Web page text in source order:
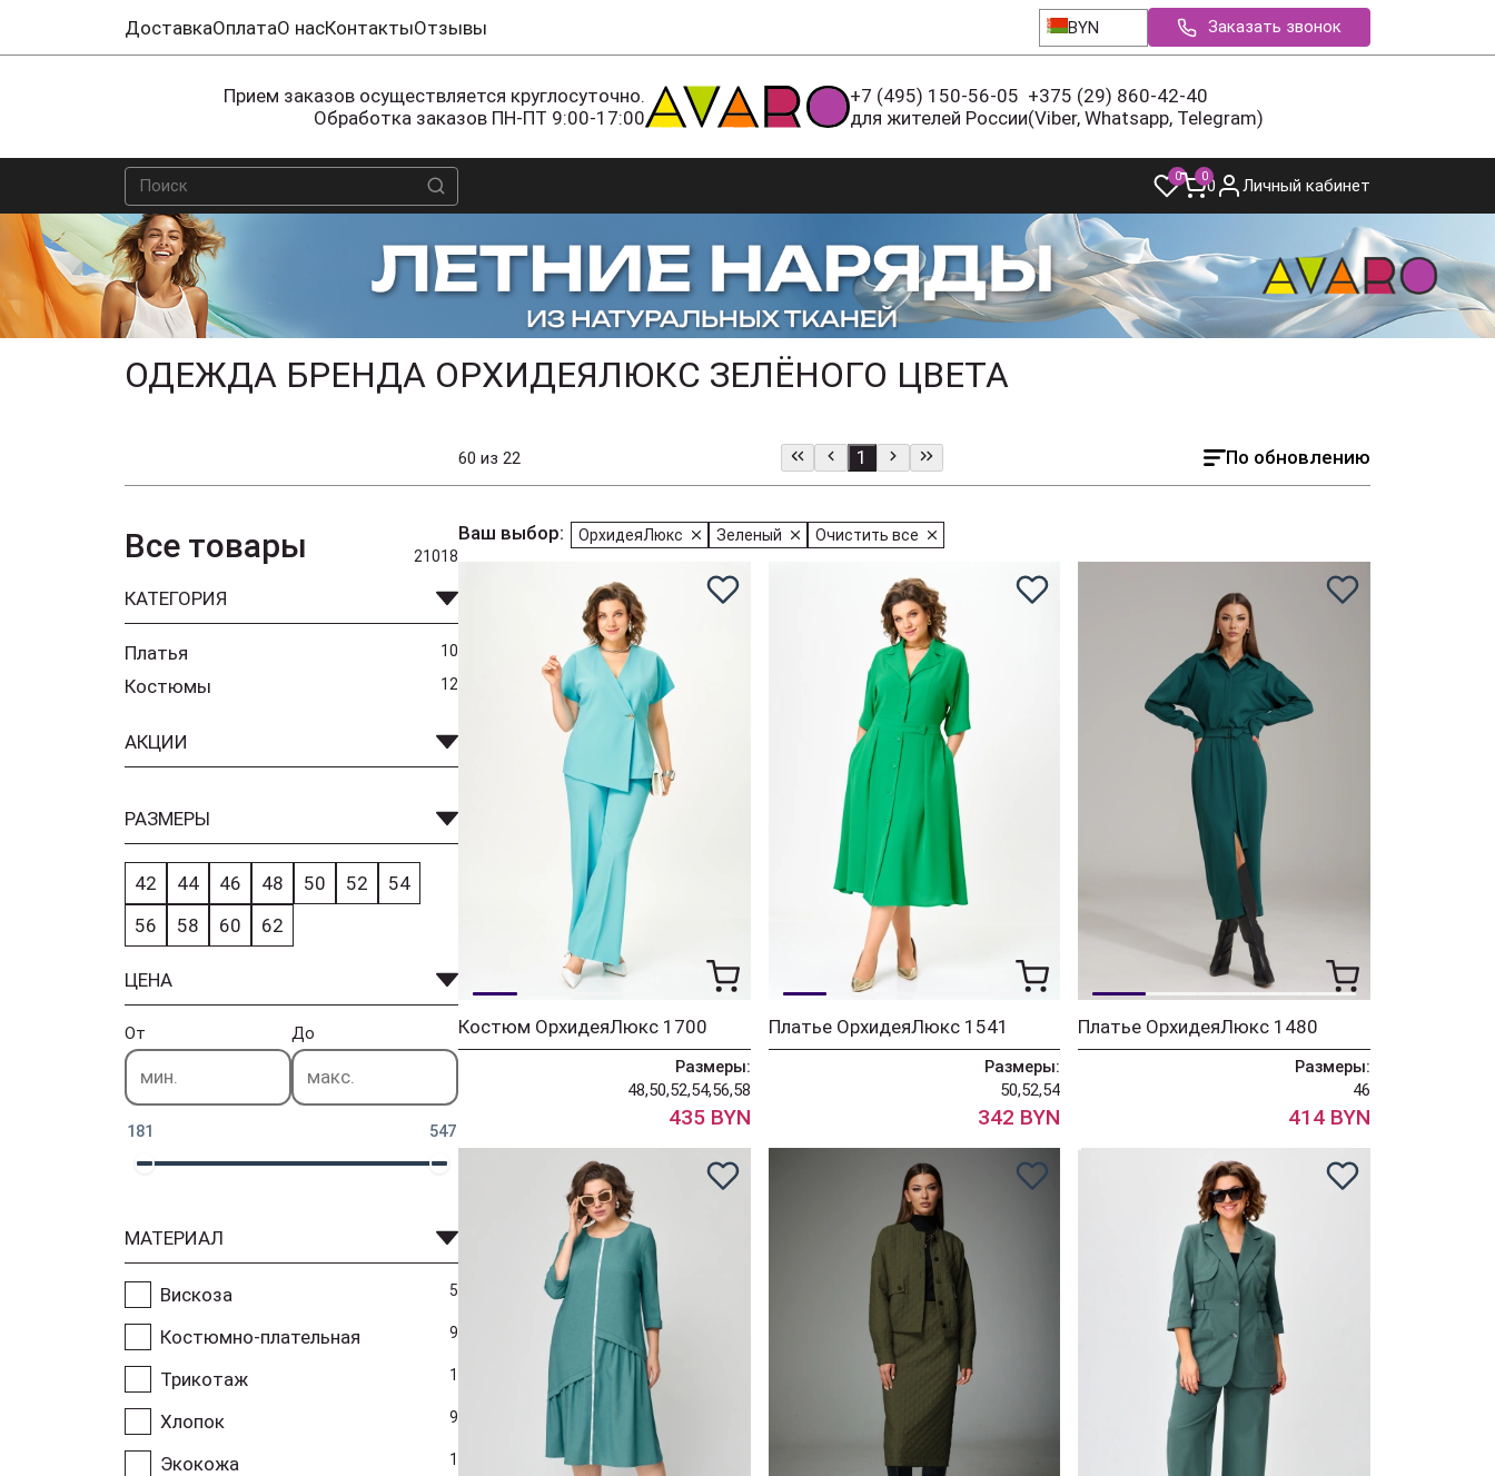
ДоставкаОплатаО насКонтактыОтзывы BYN Заказать звонок
Прием заказов осуществляется круглосуточно.
Обработка заказов ПН-ПТ 9:00-17:00
+7 (495) 150-56-05
для жителей России
+375 (29) 860-42-40
(Viber, Whatsapp, Telegram)
0 00 Личный кабинет
ОДЕЖДА БРЕНДА ОРХИДЕЯЛЮКС ЗЕЛЁНОГО ЦВЕТА
60 из 22 По обновлению
1
Все товары 21018
КАТЕГОРИЯ
Платья 10
Костюмы 12
АКЦИИ
РАЗМЕРЫ
42 44 46 48 50 52
54
56
58 60 62
ЦЕНА
От До
181 547
МАТЕРИАЛ
Вискоза 5
Костюмно-плательная 9
Трикотаж 1
Хлопок 9
Экокожа 1
Ваш выбор: ОрхидеяЛюкс Зеленый Очистить все
Костюм ОрхидеяЛюкс 1700
Размеры:
48,50,52,54,56,58
435 BYN
Платье ОрхидеяЛюкс 1541
Размеры:
50,52,54
342 BYN
Платье ОрхидеяЛюкс 1480
Размеры:
46
414 BYN